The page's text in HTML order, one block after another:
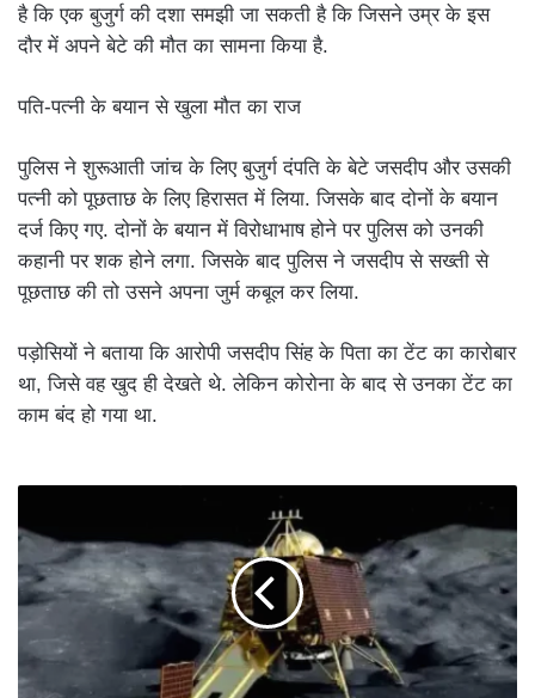
है कि एक बुजुर्ग की दशा समझी जा सकती है कि जिसने उम्र के इस
दौर में अपने बेटे की मौत का सामना किया है.
पति-पत्नी के बयान से खुला मौत का राज
पुलिस ने शुरूआती जांच के लिए बुजुर्ग दंपति के बेटे जसदीप और उसकी
पत्नी को पूछताछ के लिए हिरासत में लिया. जिसके बाद दोनों के बयान
दर्ज किए गए. दोनों के बयान में विरोधाभाष होने पर पुलिस को उनकी
कहानी पर शक होने लगा. जिसके बाद पुलिस ने जसदीप से सख्ती से
पूछताछ की तो उसने अपना जुर्म कबूल कर लिया.
पड़ोसियों ने बताया कि आरोपी जसदीप सिंह के पिता का टेंट का कारोबार
था, जिसे वह खुद ही देखते थे. लेकिन कोरोना के बाद से उनका टेंट का
काम बंद हो गया था.
चंद्रमा
पर
पहली
बार
सोडियम